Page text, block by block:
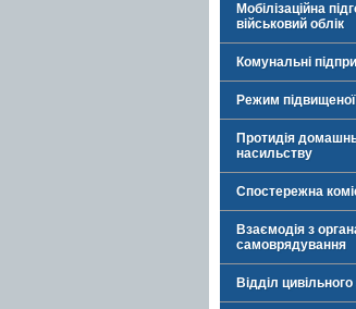
Мобілізаційна
військовий облік
Комунальні
Режим підвищеної
Протидія
насильству
Спостережна
Взаємодія з
самоврядування
Відділ